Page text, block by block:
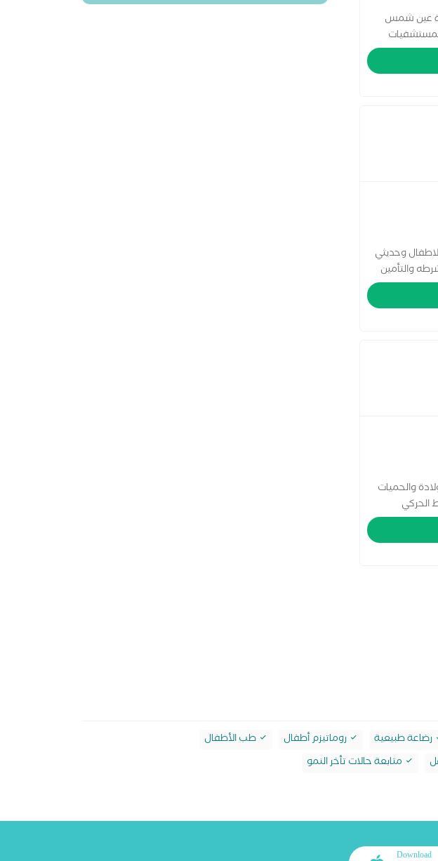
جامعة عين شمس
وحديثي
والتأمين
والحميات
الحركي
رضاعة طبيعية روماتيزم أطفال
طب الأطفال
متابعة حالات تأخر النمو
Download